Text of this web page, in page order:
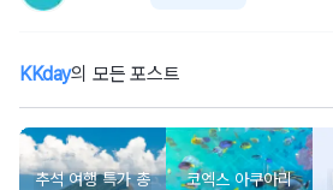
KKday의 모든 포스트
추석 여행 특가 총
코엑스 아쿠아리